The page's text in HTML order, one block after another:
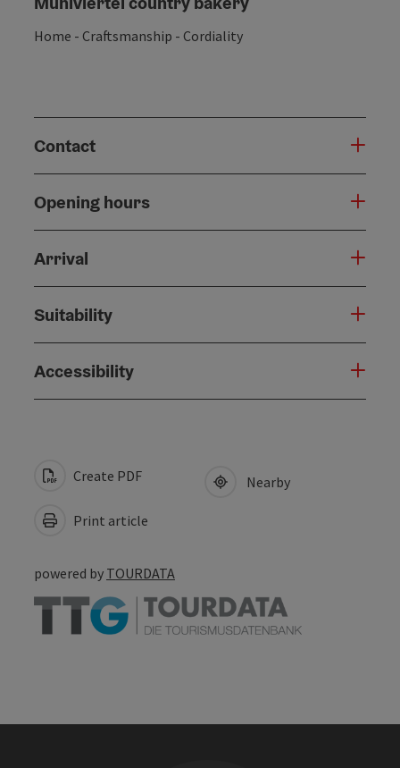
Home - Craftsmanship - Cordiality
Contact
Opening hours
Arrival
Suitability
Accessibility
Create PDF
Print article
Nearby
powered by TOURDATA